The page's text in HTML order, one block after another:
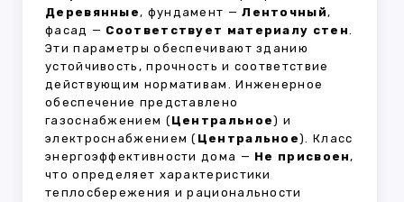
Деревянные, фундамент —Ленточный,
фасад — Соответствует материалу стен.
Эти параметры обеспечивают зданию
устойчивость, прочность и соответствие
действующим нормативам. Инженерное
обеспечение представлено
газоснабжением (Центральное) и
электроснабжением ( Центральное). Класс
энергоэффективности дома — Не присвоен,
что определяет характеристики
теплосбережения и рациональности